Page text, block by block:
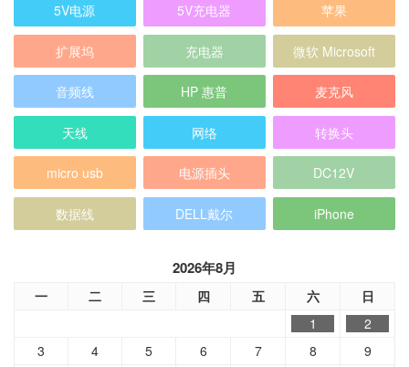
5V电源 5V充电器 苹果
扩展坞 充电器 微软 Microsoft
音频线 HP 惠普 麦克风
天线 网络 转换头
micro usb 电源插头 DC12V
数据线 DELL戴尔 iPhone
2026年8月
一 二 三 四 五 六 日
1
2
3
4 5 6 7 8
9